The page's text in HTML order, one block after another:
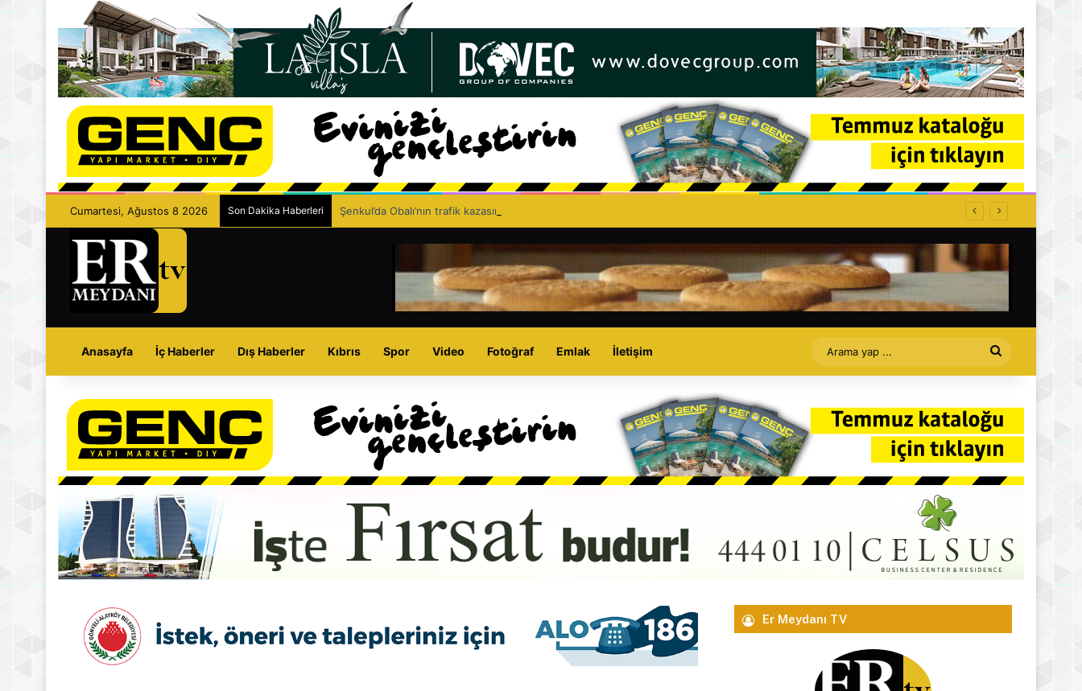
Cumartesi, Ağustos 8 2026 Son Dakika Haberleri Şenkul’da Obalı’nın trafik kazasında hayatını kaybetmesinin ardından isyan etti: Affet bizi Turan amca
Anasayfa İç Haberler Dış Haberler Kıbrıs Spor Video Fotoğraf Emlak İletişim
Arama
yap
...
Er Meydanı TV